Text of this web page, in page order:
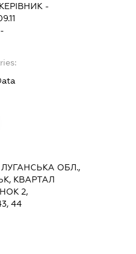
КЕРІВНИК -
ЛУГАНСЬКА ОБЛ.,
КВАРТАЛ
2,
44